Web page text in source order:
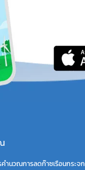
คำนวณการลดก๊าซเรือนกระจก